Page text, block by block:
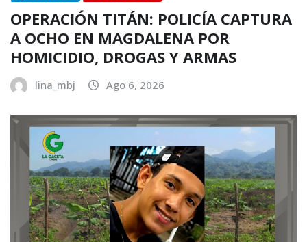
OPERACIÓN TITÁN: POLICÍA CAPTURA
A OCHO EN MAGDALENA POR
HOMICIDIO, DROGAS Y ARMAS
lina_mbj Ago 6, 2026